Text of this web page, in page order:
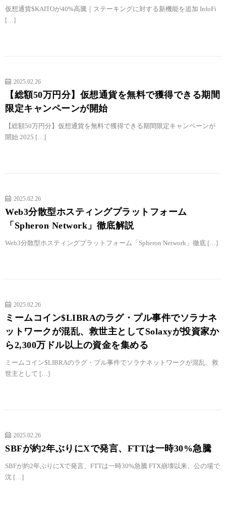
仮想通貨$KAITOが40%高騰｜ステーキングに対する新機能を追加 InfoFi
[…]
2025.02.26
【総額50万円分】仮想通貨を無料で獲得できる期間
限定キャンペーンが開始
【総額50万円分】仮想通貨を無料で獲得できる期間限定キャンペーンが
開始 2025 […]
2025.02.26
Web3分散型ホスティングプラットフォーム
「Spheron Network」徹底解説
Web3分散型ホスティングプラットフォーム「Spheron Network」徹底 […]
2025.02.26
ミームコイン$LIBRAのラグ・プル事件でソラナネ
ットワークが混乱、救世主としてSolaxyが投資家か
ら2,300万ドル以上の資金を集める
ミームコイン$LIBRAのラグ・プル事件でソラナネットワークが混乱、救
世主として […]
2025.02.26
SBFが約2年ぶりにXで発言、FTTは一時30%急騰
SBFが約2年ぶりにXで発言、FTTは一時30%急騰 FTX崩壊以来、公の場で
沈 […]